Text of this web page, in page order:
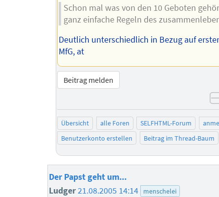
Schon mal was von den 10 Geboten
ganz einfache Regeln des
Deutlich unterschiedlich in Bezug auf
MfG, at
Beitrag melden
Übersicht alle Foren SELFHTML-Forum
Benutzerkonto erstellen
Beitrag im Thread-Baum
Der Papst geht um...
Ludger21.08.2005 14:14 menschelei